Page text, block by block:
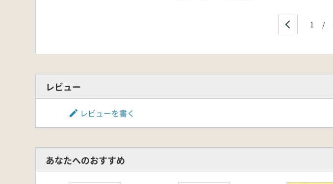
1 /
レビュー
レビューを書く
あなたへのおすすめ